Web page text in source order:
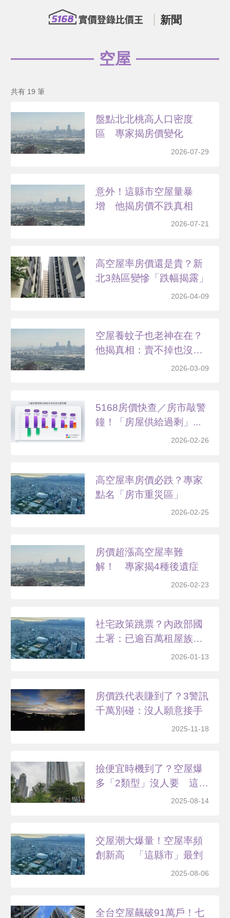
新聞
空屋
共有 19 筆
盤點北北桃高人口密度
區 專家揭房價變化
2026-07-29
意外！這縣市空屋量暴
增 他揭房價不跌真相
2026-07-21
高空屋率房價還是貴？新
北3熱區變慘「跌幅揭露」
2026-04-09
空屋養蚊子也老神在在？
他揭真相：賣不掉也沒關
2026-03-09
5168房價快查／房市敲警
鐘！「房屋供給過剩」...
2026-02-26
高空屋率房價必跌？專家
點名「房市重災區」
2026-02-25
房價超漲高空屋率難
解！ 專家揭4種後遺症
2026-02-23
社宅政策跳票？內政部國
土署：已逾百萬租屋族獲
2026-01-13
房價跌代表賺到了？3警訊
千萬別碰：沒人願意接手
2025-11-18
撿便宜時機到了？空屋爆
多「2類型」沒人要 這
2025-08-14
交屋潮大爆量！空屋率頻
創新高 「這縣市」最剉
2025-08-06
全台空屋飆破91萬戶！七